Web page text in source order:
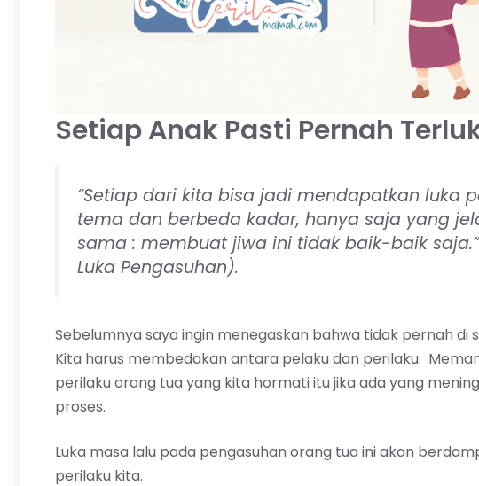
Setiap Anak Pasti Pernah
“Setiap dari kita bisa jadi mendapatkan luka
tema dan berbeda kadar, hanya saja yang
sama : membuat jiwa ini tidak baik-baik
Luka Pengasuhan).
Sebelumnya saya ingin menegaskan bahwa tidak pernah
Kita harus membedakan antara pelaku dan perilaku.
perilaku orang tua yang kita hormati itu jika ada yang
proses.
Luka masa lalu pada pengasuhan orang tua ini akan
perilaku kita.